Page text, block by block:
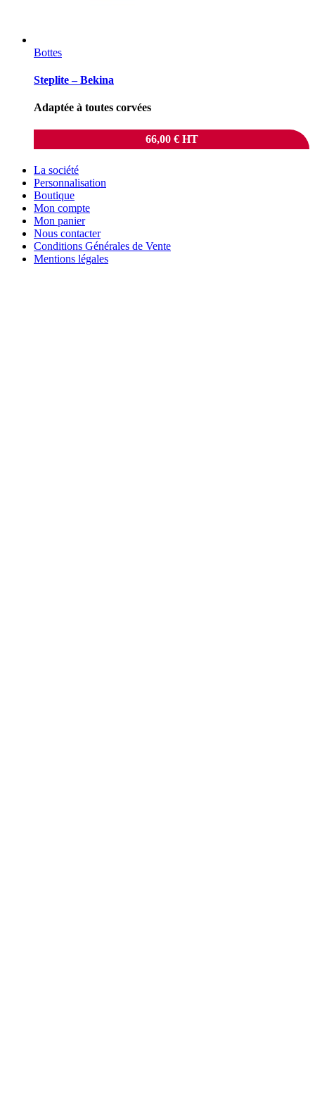
Bottes
Steplite – Bekina
Adaptée à toutes corvées
66,00 €HT
La société
Personnalisation
Boutique
Mon compte
Mon panier
Nous contacter
Conditions Générales de Vente
Mentions légales